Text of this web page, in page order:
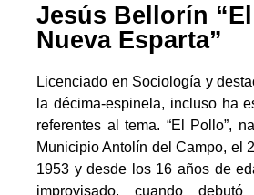
Jesús Bellorín
Nueva Esparta”
Licenciado en Sociología y
la décima-espinela, incluso ha
referentes al tema. “El Pollo”,
Municipio Antolín del Campo, el
1953 y desde los 16 años de
improvisado, cuando